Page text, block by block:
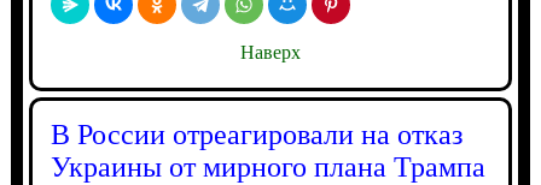
Наверх
В России отреагировали на отказ
Украины от мирного плана Трампа